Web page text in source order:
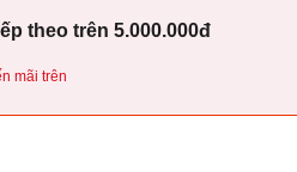
theo trên 5.000.000đ
mãi trên